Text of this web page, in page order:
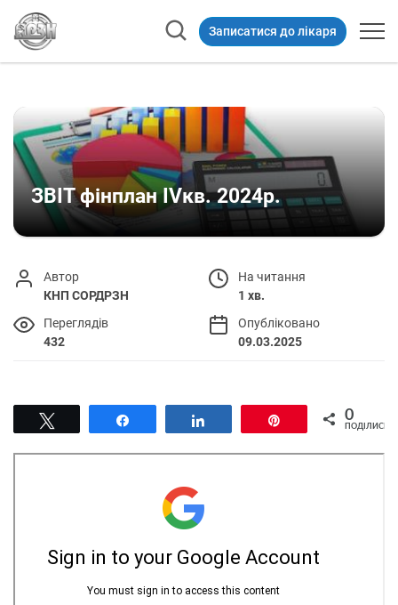
Записатися до лікаря
ЗВІТ фінплан ІVкв. 2024р.
Автор
КНП СОРДРЗН
На читання
1 хв.
Переглядів
432
Опубліковано
09.03.2025
Поділитися Поділитися 0
ПОДІЛИСЬ